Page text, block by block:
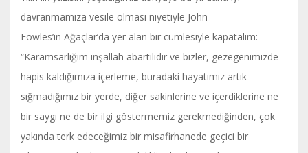
davranmamıza vesile olması niyetiyle John
Fowles’ın Ağaçlar’da yer alan bir cümlesiyle kapatalım:
“Karamsarlığım inşallah abartılıdır ve bizler, gezegenimizde
hapis kaldığımıza içerleme, buradaki hayatımız artık
sığmadığımız bir yerde, diğer sakinlerine ve içerdiklerine ne
bir saygı ne de bir ilgi göstermemiz gerekmediğinden, çok
yakında terk edeceğimiz bir misafirhanede geçici bir